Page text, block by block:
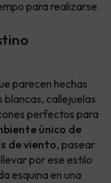
para realizarse.
parecen hechas
callejuelas
perfectos para
único de
de viento, pasear
por ese estilo
esquina en una